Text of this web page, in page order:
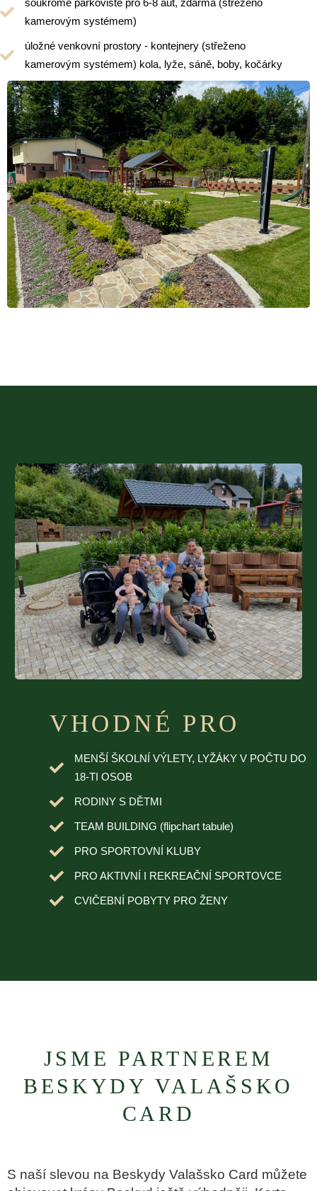
kamerovým systémem)
úložné venkovní prostory - kontejnery (střeženo
kamerovým systémem) kola, lyže, sáně, boby, kočárky
VHODNÉ PRO
MENŠÍ ŠKOLNÍ VÝLETY, LYŽÁKY V POČTU DO
18-TI OSOB
RODINY S DĚTMI
TEAM BUILDING (flipchart tabule)
PRO SPORTOVNÍ KLUBY
PRO AKTIVNÍ I REKREAČNÍ SPORTOVCE
CVIČEBNÍ POBYTY PRO ŽENY
JSME PARTNEREM
BESKYDY VALAŠSKO
CARD
S naší slevou na Beskydy Valašsko Card můžete